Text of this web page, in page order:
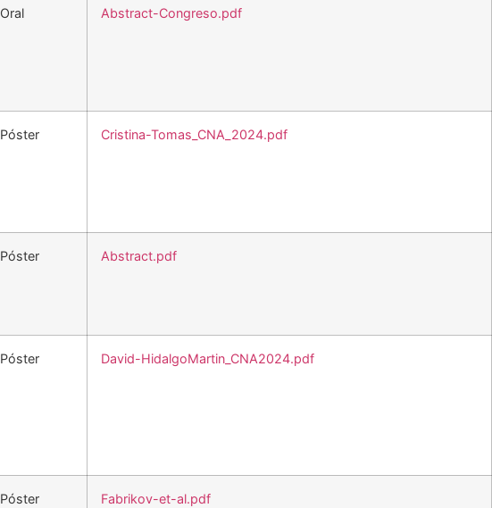
Oral Abstract-Congreso.pdf
Póster Cristina-Tomas_CNA_2024.pdf
Póster Abstract.pdf
Póster David-HidalgoMartin_CNA2024.pdf
Póster Fabrikov-et-al.pdf